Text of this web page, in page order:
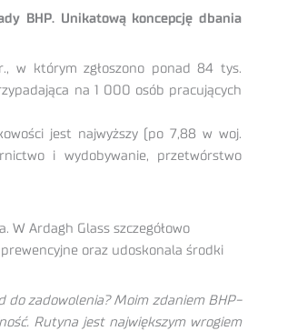
BHP. Unikatową koncepcję dbania
w którym zgłoszono ponad 84 tys.
na 1 000 osób pracujących
jest najwyższy (po 7,88 w woj.
i wydobywanie, przetwórstwo
Ardagh Glass szczegółowo
oraz udoskonala środki
do zadowolenia? Moim zdaniem BHP-
Rutyna jest największym wrogiem